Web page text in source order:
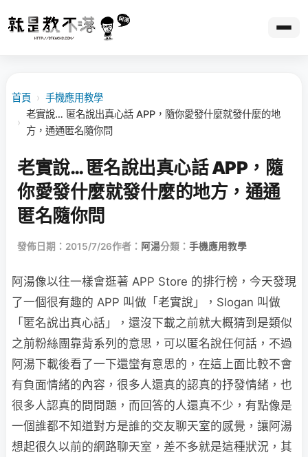
首頁 › 手機應用教學
›
老實說… 匿名說出真心話 APP，隨你愛發什麼就發什麼的地
方，通通匿名隨你問
老實說… 匿名說出真心話 APP，隨
你愛發什麼就發什麼的地方，通通
匿名隨你問
發佈日期：2015/7/26作者： 阿湯分類： 手機應用教學
阿湯像以往一樣會逛著 APP Store 的排行榜，今天發現
了一個很有趣的 APP 叫做「老實說」，Slogan 叫做
「匿名說出真心話」，還沒下載之前就大概猜到是類似
之前粉絲團靠背系列的意思，可以匿名說任何話，不過
阿湯下載後看了一下還蠻有意思的，在這上面比較不會
有負面情緒的內容，很多人還真的認真的抒發情緒，也
很多人認真的問問題，而回答的人還真不少，有點像是
一個誰都不知道對方是誰的交友聊天室的感覺，讓阿湯
想起很久以前的網路聊天室，差不多就是這種狀況，其